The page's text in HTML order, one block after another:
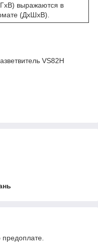
выражаются в
(ДxШxВ).
VS82H
предоплате.